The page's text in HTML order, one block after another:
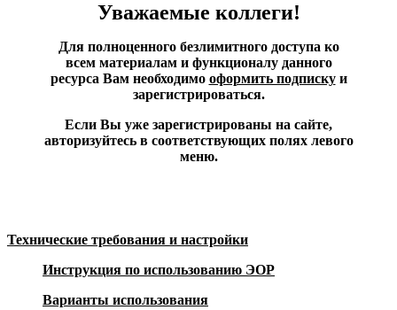
Уважаемые коллеги!
Для полноценного безлимитного доступа ко
всем материалам и функционалу данного
ресурса Вам необходимо оформить подпискуи
зарегистрироваться.
Если Вы уже зарегистрированы на сайте,
авторизуйтесь в соответствующих полях левого
меню.
Технические требования и настройки
Инструкция по использованию ЭОР
Варианты использования